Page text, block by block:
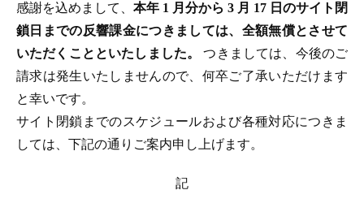
感謝を込めまして、 本年 1 月分から 3 月 17 日のサイト閉
鎖日までの反響課金につきましては、全額無償とさせて
いただくことといたしました。つきましては、今後のご
請求は発生いたしませんので、何卒ご了承いただけます
と幸いです。
サイト閉鎖までのスケジュールおよび各種対応につきま
しては、下記の通りご案内申し上げます。
記